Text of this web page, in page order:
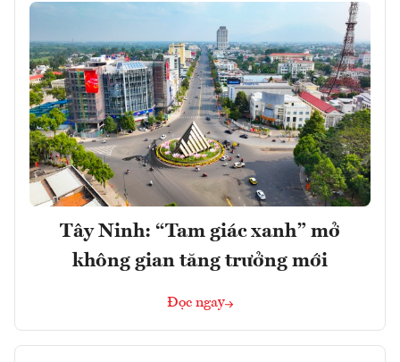
Tây Ninh: “Tam giác xanh” mở
không gian tăng trưởng mới
Đọc ngay